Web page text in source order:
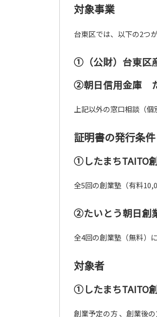
対象事業
台東区では、以下の2つ
①（公財）台東区
②朝日信用金庫
上記以外の窓口相談（
証明書の発行条件
①したまちTAITO
全5回の創業塾（有料
②たいとう朝日創
全4回の創業塾（無料）
対象者
①したまちTAITO
創業予定の方 、創業後